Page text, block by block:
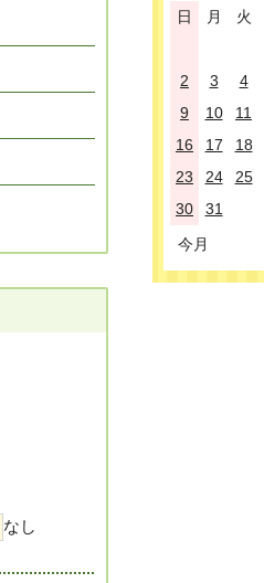
なし
日 月 火
2
3 4
9
10 11
16
17 18
23
24 25
30
31
今月